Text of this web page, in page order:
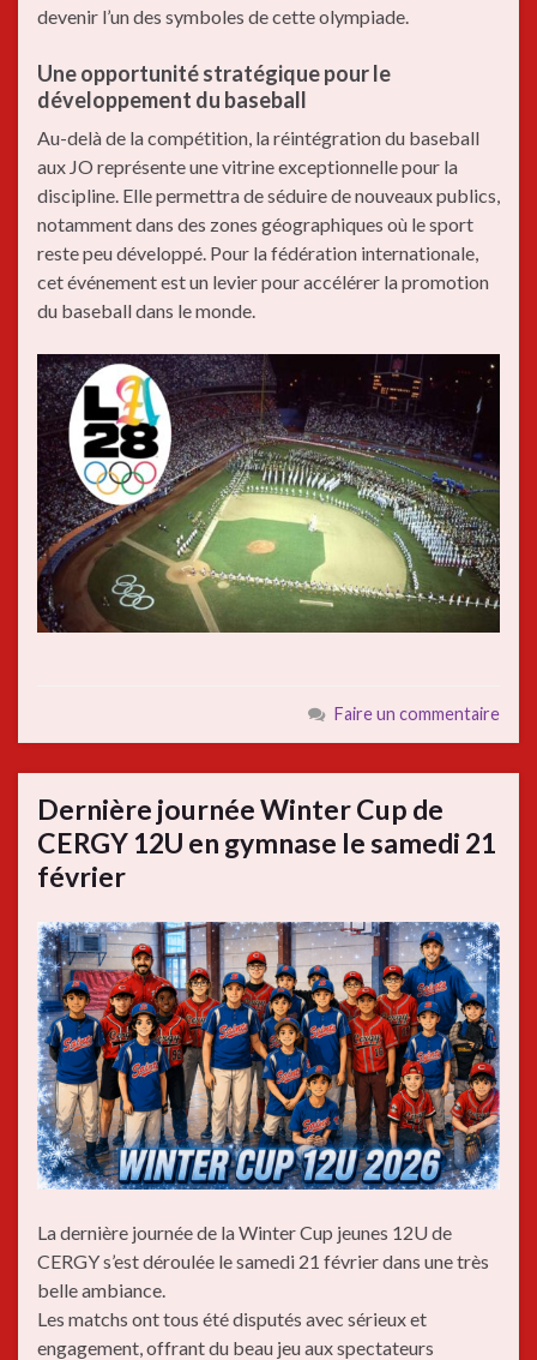
devenir l’un des symboles de cette olympiade.
Une opportunité stratégique pour le
développement du baseball
Au-delà de la compétition, la réintégration du baseball
aux JO représente une vitrine exceptionnelle pour la
discipline. Elle permettra de séduire de nouveaux publics,
notamment dans des zones géographiques où le sport
reste peu développé. Pour la fédération internationale,
cet événement est un levier pour accélérer la promotion
du baseball dans le monde.
Faire un commentaire
Dernière journée Winter Cup de
CERGY 12U en gymnase le samedi 21
février
La dernière journée de la Winter Cup jeunes 12U de
CERGY s’est déroulée le samedi 21 février dans une très
belle ambiance.
Les matchs ont tous été disputés avec sérieux et
engagement, offrant du beau jeu aux spectateurs